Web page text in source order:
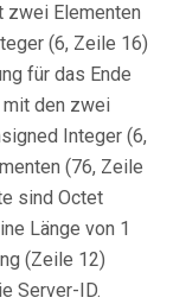
zwei Elementen
(6, Zeile 16)
für das Ende
mit den zwei
Integer (6,
(76, Zeile
sind Octet
Länge von 1
(Zeile 12)
Server-ID.